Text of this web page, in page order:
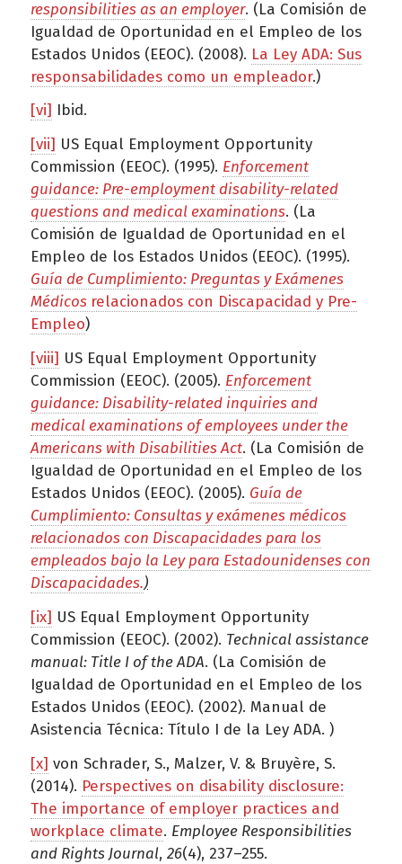
responsibilities as an employer. (La Comisión de
Igualdad de Oportunidad en el Empleo de los
Estados Unidos (EEOC). (2008). La Ley ADA: Sus
responsabilidades como un empleador.)
[vi] Ibid.
[vii] US Equal Employment Opportunity
Commission (EEOC). (1995). Enforcement
guidance: Pre-employment disability-related
questions and medical examinations. (La
Comisión de Igualdad de Oportunidad en el
Empleo de los Estados Unidos (EEOC). (1995).
Guía de Cumplimiento: Preguntas y Exámenes
Médicos relacionados con Discapacidad y Pre-
Empleo)
[viii] US Equal Employment Opportunity
Commission (EEOC). (2005). Enforcement
guidance: Disability-related inquiries and
medical examinations of employees under the
Americans with Disabilities Act. (La Comisión de
Igualdad de Oportunidad en el Empleo de los
Estados Unidos (EEOC). (2005). Guía de
Cumplimiento: Consultas y exámenes médicos
relacionados con Discapacidades para los
empleados bajo la Ley para Estadounidenses con
Discapacidades.)
[ix] US Equal Employment Opportunity
Commission (EEOC). (2002). Technical assistance
manual: Title I of the ADA. (La Comisión de
Igualdad de Oportunidad en el Empleo de los
Estados Unidos (EEOC). (2002). Manual de
Asistencia Técnica: Título I de la Ley ADA. )
[x] von Schrader, S., Malzer, V. & Bruyère, S.
(2014). Perspectives on disability disclosure:
The importance of employer practices and
workplace climate. Employee Responsibilities
and Rights Journal, 26(4), 237–255.